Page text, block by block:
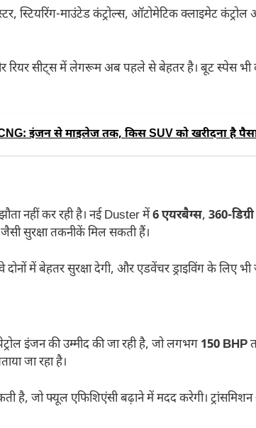
स्टियरिंग-माउंटेड कंट्रोल्स, ऑटोमेटिक क्लाइमेट कंट्रोल
रियर सीट्स में लेगरूम अब पहले से बेहतर है। बूट स्पेस भी
इंजन से माइलेज तक, किस SUV को खरीदना है
नहीं कर रही है। नई Duster में6 एयरबैग्स, 360-
सुरक्षा तकनीकें मिल सकती हैं।
में बेहतर सुरक्षा देगी, और एडवेंचर ड्राइविंग के लिए भी
इंजन की उम्मीद की जा रही है, जो लगभग 150 BHP
जा रहा है।
है, जो फ्यूल एफिशिएंसी बढ़ाने में मदद करेगी।